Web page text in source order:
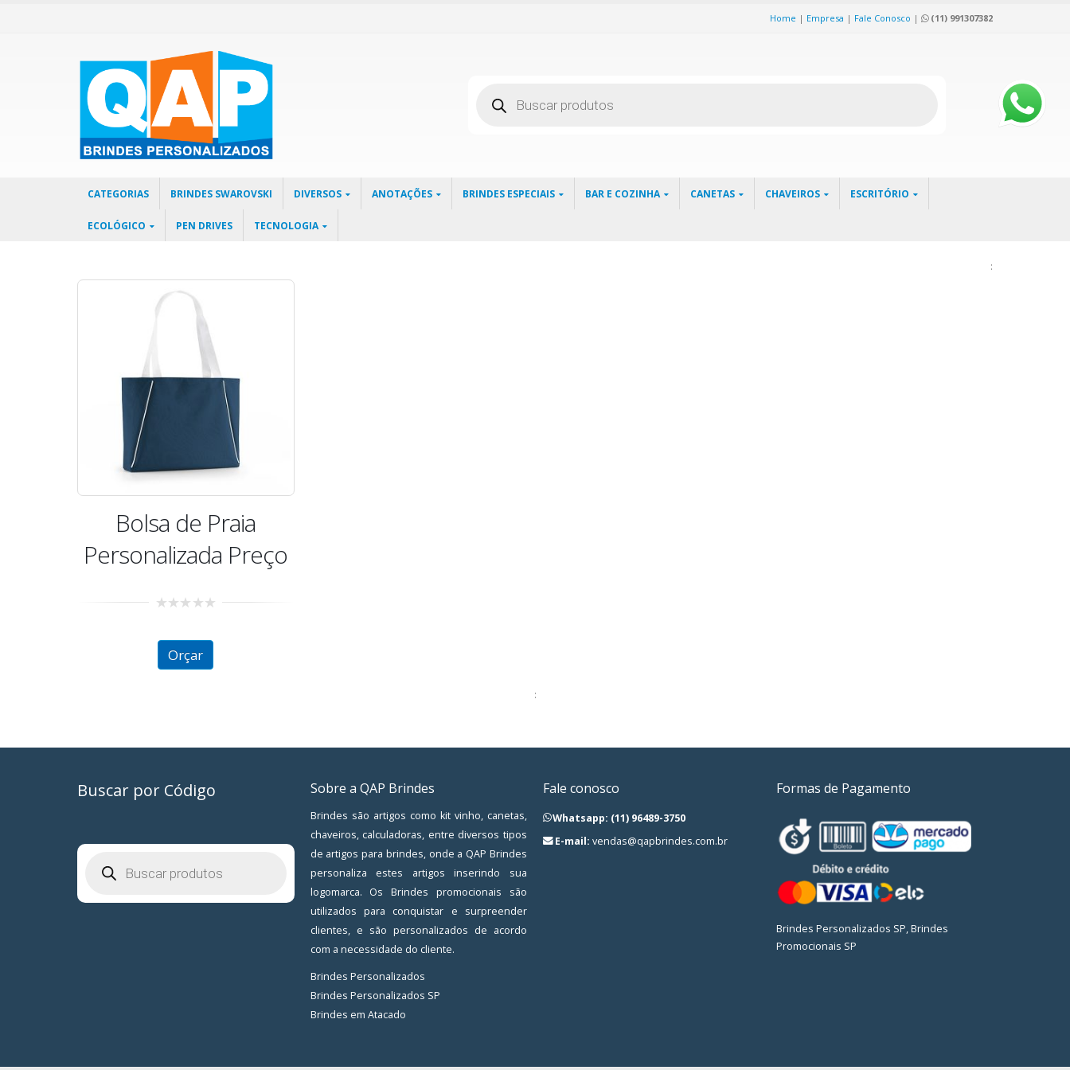
Home | Empresa | Fale Conosco | (11) 991307382
produtos
CATEGORIAS BRINDES SWAROVSKI DIVERSOS ANOTAÇÕES BRINDES ESPECIAIS BAR E COZINHA CANETAS CHAVEIROS ESCRITÓRIO
ECOLÓGICO PEN DRIVES TECNOLOGIA
:
Bolsa de Praia
Personalizada Preço
of
Orçar
:
Buscar por Código
produtos
Sobre a QAP Brindes
Brindes são artigos como kit vinho, canetas,
chaveiros, calculadoras, entre diversos tipos
de artigos para brindes, onde a QAP Brindes
personaliza estes artigos inserindo sua
logomarca. Os Brindes promocionais são
utilizados para conquistar e surpreender
clientes, e são personalizados de acordo
com a necessidade do cliente.
Brindes Personalizados
Brindes Personalizados SP
Brindes em Atacado
Fale conosco
Whatsapp: (11) 96489-3750
E-mail: vendas@qapbrindes.com.br
Formas de Pagamento
Brindes Personalizados SP, Brindes
Promocionais SP